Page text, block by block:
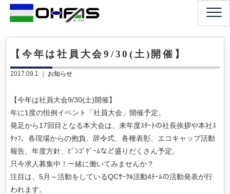
【今年は社員大会9/30(土)開催】
2017.09.1 ｜ お知らせ
【今年は社員大会9/30(土)開催】
年に1度の恒例イベント「社員大会」開催予定。
発足から17回目となる本大会は、来年度ｽﾀｰﾄの社長挨拶や本社ｽ
ﾀｯﾌ、各現場からの抱負、辞令式、各種表彰、エコキャップ活動
報告、年度方針、ﾋﾞﾝｺﾞｹﾞｰﾑなど盛りだくさん予定。
只今求人募集中！一緒に働いてみませんか？
注目は、5月～活動をしているQCｻｰｸﾙ活動4ﾁｰﾑの活動発表が行
われます。